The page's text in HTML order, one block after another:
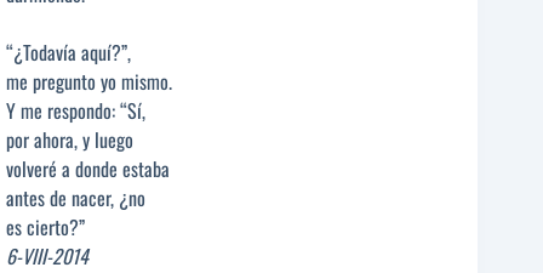
“¿Todavía aquí?”,
me pregunto yo mismo.
Y me respondo: “Sí,
por ahora, y luego
volveré a donde estaba
antes de nacer, ¿no
es cierto?”
6-VIII-2014